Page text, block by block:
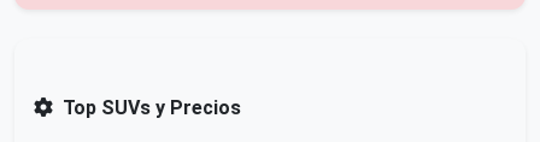
Top SUVs y Precios